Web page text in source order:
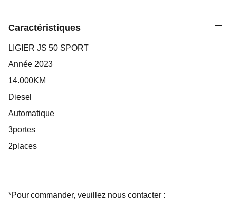
Caractéristiques
LIGIER JS 50 SPORT
Année 2023
14.000KM
Diesel
Automatique
3portes
2places
*Pour commander, veuillez nous contacter :